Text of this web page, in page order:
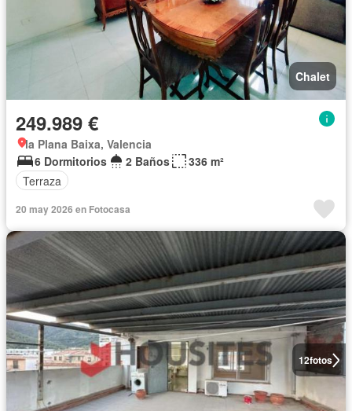
Chalet
249.989 €
la Plana Baixa, Valencia
6 Dormitorios
2 Baños
336 m²
Terraza
20 may 2026 en Fotocasa
12fotos